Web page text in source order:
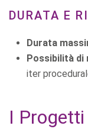
DURATA E
Durata
Possibilità di
iter
I